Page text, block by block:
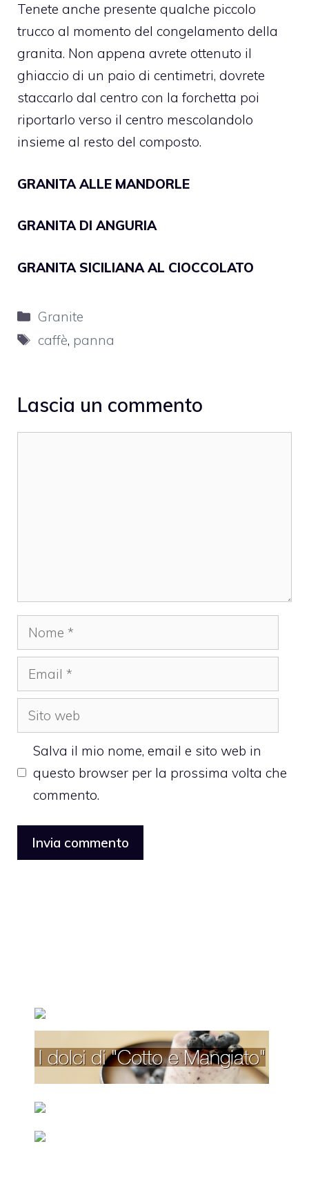
Tenete anche presente qualche piccolo
trucco al momento del congelamento della
granita. Non appena avrete ottenuto il
ghiaccio di un paio di centimetri, dovrete
staccarlo dal centro con la forchetta poi
riportarlo verso il centro mescolandolo
insieme al resto del composto.
GRANITA ALLE MANDORLE
GRANITA DI ANGURIA
GRANITA SICILIANA AL CIOCCOLATO
Categorie
Granite
Tag
caffè, panna
Lascia un commento
Nome
Email
Sito
web
Salva il mio nome, email e sito web in
questo browser per la prossima volta che
commento.